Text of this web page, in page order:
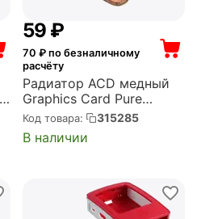
‍59‍ ₽
70 ₽ по безналичному
расчёту
Радиатор ACD медный
Graphics Card Pure
Copper Heatsink Purple
Gasket (15x15x1мм),
OEM (RA256)
Код товара: 315285
В наличии